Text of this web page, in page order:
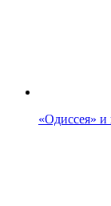
«Одиссея» и